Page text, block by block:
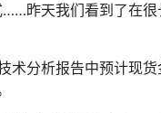
昨天我们看到了在很
术分析报告中预计现